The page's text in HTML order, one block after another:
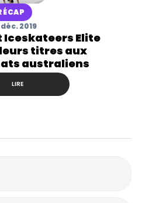
déc. 2019
Iceskateers Elite
titres aux
australiens
LIRE